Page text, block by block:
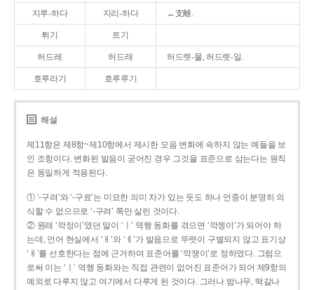
지루-하다 지리-하다 ←支離.
튀기 트기
허드레 허드래 허드렛-물, 허드렛-일.
호루라기 호루루기
해설
제11항은 제8항~제10항에서 제시한 모음 변화에 속하지 않는 예들을 보
인 조항이다. 변화된 발음이 굳어진 경우 그것을 표준으로 삼는다는 원칙
은 동일하게 적용된다.
① ‘-구려’와 ‘-구료’는 미묘한 의미 차가 있는 듯도 하나 언중이 분명히 의
식할 수 없으므로 ‘-구려’ 쪽만 살린 것이다.
② 원래 ‘깍정이’였던 말이 ‘ㅣ’ 역행 동화를 겪으면 ‘깍젱이’가 되어야 하
는데, 언어 현실에서 ‘ㅐ’와 ‘ㅔ’가 발음으로 뚜렷이 구별되지 않고 표기상
‘ㅐ’를 선호한다는 점에 근거하여 표준어를 ‘깍쟁이’로 정하였다. 그럼으
로써 이는 ‘ㅣ’ 역행 동화와는 직접 관련이 없어진 표준어가 되어 제9항의
예외로 다루지 않고 여기에서 다루게 된 것이다. 그러나 밤나무, 떡갈나